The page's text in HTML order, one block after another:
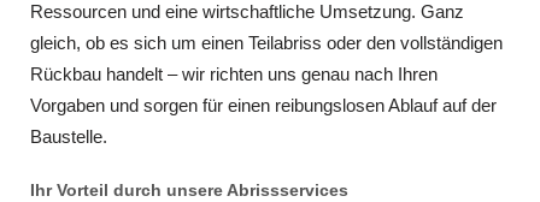
Ressourcen und eine wirtschaftliche Umsetzung. Ganz
gleich, ob es sich um einen Teilabriss oder den vollständigen
Rückbau handelt – wir richten uns genau nach Ihren
Vorgaben und sorgen für einen reibungslosen Ablauf auf der
Baustelle.
Ihr Vorteil durch unsere Abrissservices